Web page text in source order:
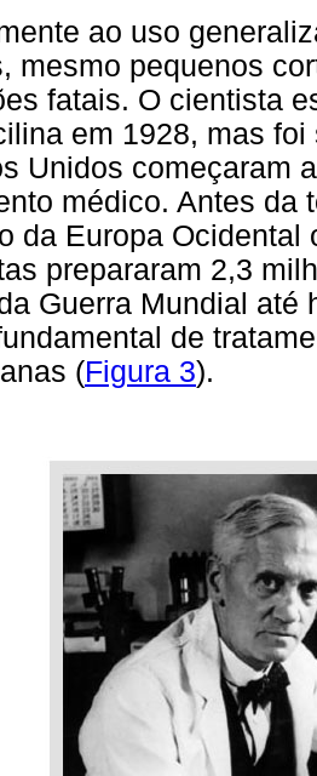
ao uso
mesmo pequenos
fatais. O cientista
em 1928, mas
Unidos começaram
médico. Antes da
da Europa
prepararam 2,3
Guerra Mundial até
de
(Figura 3).